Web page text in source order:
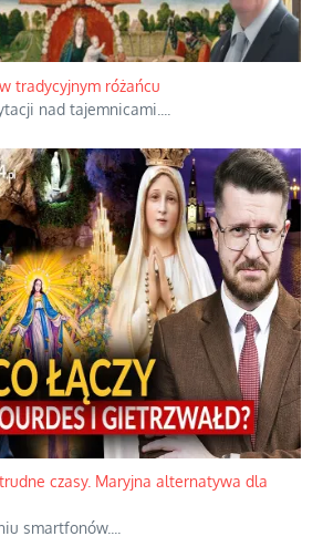
czołgom
warszawskich dowódców.
tradycyjnym różańcu
nad tajemnicami....